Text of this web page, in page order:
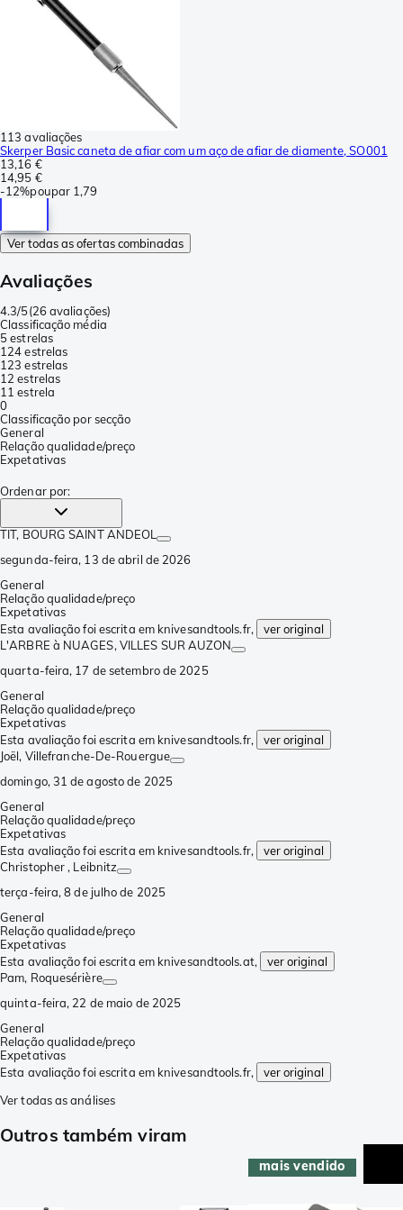
113 avaliações
Skerper Basic caneta de afiar com um aço de afiar de diamente, SO001
13,16 €
14,95 €
-12%poupar 1,79
Ver todas as ofertas combinadas
Avaliações
4.3/5(26 avaliações)
Classificação média
5 estrelas
124 estrelas
123 estrelas
1 2 estrelas
1 1 estrela
0
Classificação por secção
General
Relação qualidade/preço
Expetativas
Ordenar por:
TIT, BOURG SAINT ANDEOL
segunda-feira, 13 de abril de 2026
General
Relação qualidade/preço
Expetativas
Esta avaliação foi escrita em knivesandtools.fr,
ver original
L'ARBRE à NUAGES, VILLES SUR AUZON
quarta-feira, 17 de setembro de 2025
General
Relação qualidade/preço
Expetativas
Esta avaliação foi escrita em knivesandtools.fr,
ver original
Joël, Villefranche-De-Rouergue
domingo, 31 de agosto de 2025
General
Relação qualidade/preço
Expetativas
Esta avaliação foi escrita em knivesandtools.fr,
ver original
Christopher , Leibnitz
terça-feira, 8 de julho de 2025
General
Relação qualidade/preço
Expetativas
Esta avaliação foi escrita em knivesandtools.at,
ver original
Pam, Roquesérière
quinta-feira, 22 de maio de 2025
General
Relação qualidade/preço
Expetativas
Esta avaliação foi escrita em knivesandtools.fr,
ver original
Ver todas as análises
Outros também viram
mais vendido